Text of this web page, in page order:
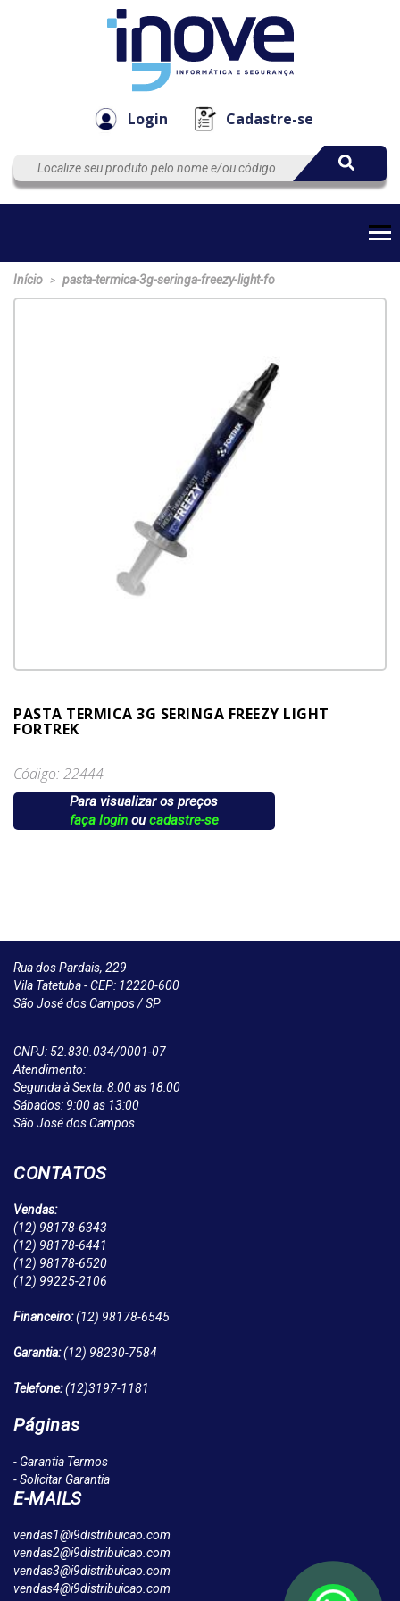
Login Cadastre-se
EmpresaAutomação
Início > pasta-termica-3g-seringa-freezy-light-fo
PASTA TERMICA 3G SERINGA FREEZY LIGHT
FORTREK
Código: 22444
Para visualizar os preços
faça loginoucadastre-se
Rua dos Pardais, 229
Vila Tatetuba - CEP: 12220-600
São José dos Campos / SP
CNPJ: 52.830.034/0001-07
Atendimento:
Segunda à Sexta: 8:00 as 18:00
Sábados: 9:00 as 13:00
São José dos Campos
CONTATOS
Vendas:
(12) 98178-6343
(12) 98178-6441
(12) 98178-6520
(12) 99225-2106
Financeiro:(12) 98178-6545
Garantia:(12) 98230-7584
Telefone:(12)3197-1181
Páginas
- Garantia Termos
- Solicitar Garantia
E-MAILS
vendas1@i9distribuicao.com
vendas2@i9distribuicao.com
vendas3@i9distribuicao.com
vendas4@i9distribuicao.com